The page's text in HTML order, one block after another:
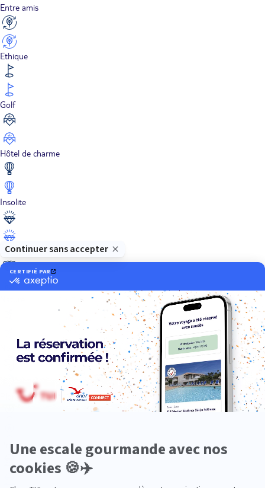
Entre amis
Ethique
Golf
Hôtel de charme
Insolite
Luxe
Neige
Plongée
Premium